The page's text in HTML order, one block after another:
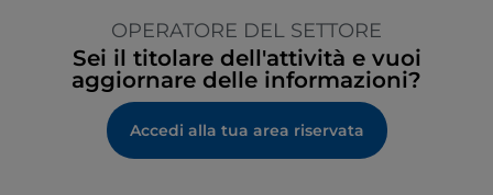
OPERATORE DEL SETTORE
Sei il titolare dell'attività e vuoi
aggiornare delle informazioni?
Accedi alla tua area riservata